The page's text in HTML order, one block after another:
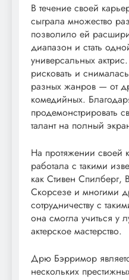
В течение своей
сыграла множество
позволило ей
диапазон и стать
универсальных
рисковать и
разных жанров — от
комедийных.
продемонстрировать
талант на полный
На протяжении
работала с такими
как Стивен
Скорсезе и многими
сотрудничеству с
она смогла учиться у
актерское мастерство.
Дрю Бэрримор
нескольких